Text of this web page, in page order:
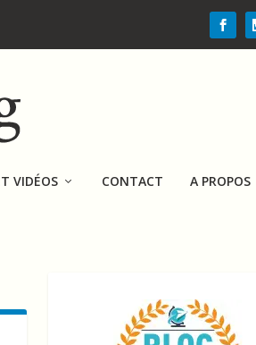
VIDÉOS CONTACT A PROPOS